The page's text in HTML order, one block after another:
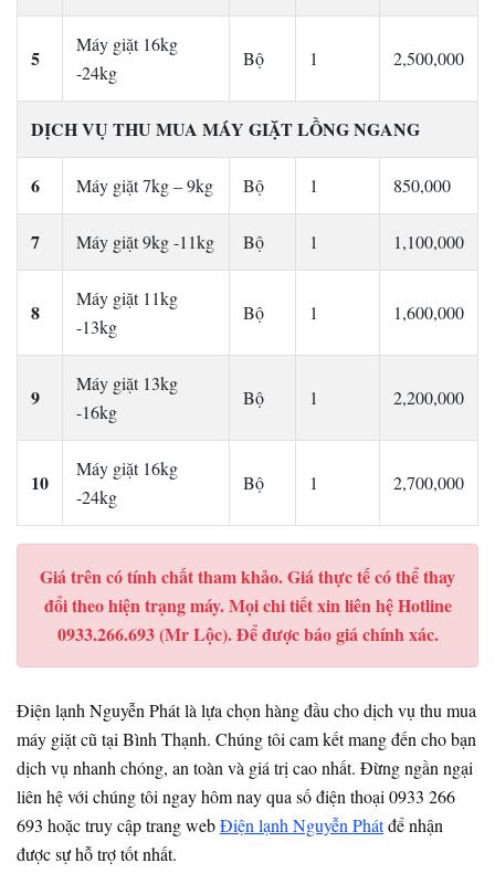
5
Máy giặt 16kg
-24kg
Bộ 1 2,500,000
DỊCH VỤ THU MUA MÁY GIẶT LỒNG NGANG
6 Máy giặt 7kg – 9kg Bộ 1 850,000
7 Máy giặt 9kg -11kg Bộ 1 1,100,000
8
Máy giặt 11kg
-13kg
Bộ 1 1,600,000
9
Máy giặt 13kg
-16kg
Bộ 1 2,200,000
10
Máy giặt 16kg
-24kg
Bộ 1 2,700,000
Giá trên có tính chất tham khảo. Giá thực tế có thể thay
đổi theo hiện trạng máy. Mọi chi tiết xin liên hệ Hotline
0933.266.693 (Mr Lộc). Để được báo giá chính xác.
Điện lạnh Nguyễn Phát là lựa chọn hàng đầu cho dịch vụ thu mua
máy giặt cũ tại Bình Thạnh. Chúng tôi cam kết mang đến cho bạn
dịch vụ nhanh chóng, an toàn và giá trị cao nhất. Đừng ngần ngại
liên hệ với chúng tôi ngay hôm nay qua số điện thoại 0933 266
693 hoặc truy cập trang webĐiện lạnh Nguyễn Phátđể nhận
được sự hỗ trợ tốt nhất.